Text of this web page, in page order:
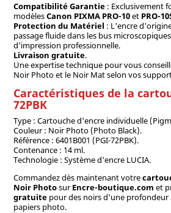
Compatibilité Garantie: Exclusivement
modèlesCanon PIXMA PRO-10et PRO-
Protection du Matériel : L'encre
passage fluide dans les bus
d'impression professionnelle.
Livraison gratuite.
Une expertise technique pour vous
Noir Photo et le Noir Mat selon vos
Caractéristiques de la
72PBK
Type : Cartouche d'encre individuelle
Couleur : Noir Photo (Photo Black).
Référence : 6401B001 (PGI-72PBK).
Contenance : 14 ml.
Technologie : Système d'encre LUCIA.
Commandez dès maintenant votre
Noir PhotosurEncre-boutique.com et
gratuitepour des noirs d'une profondeur
papiers photo.